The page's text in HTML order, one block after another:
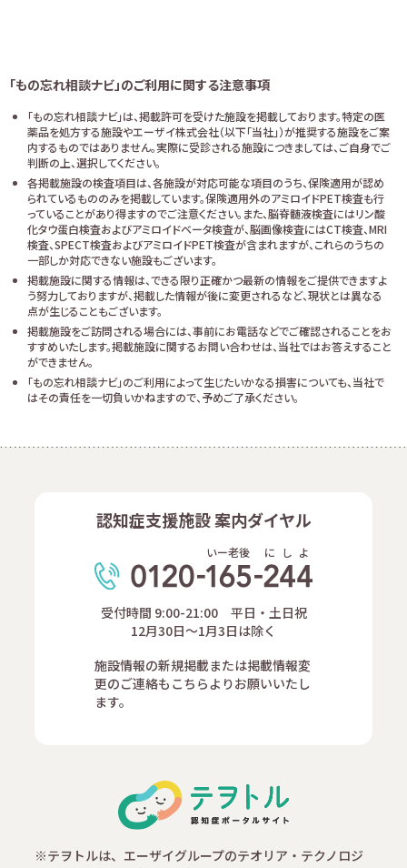
「もの忘れ相談ナビ」のご利用に関する注意事項
「もの忘れ相談ナビ」は、掲載許可を受けた施設を掲載しております。特定の医
薬品を処方する施設やエーザイ株式会社（以下「当社」）が推奨する施設をご案
内するものではありません。実際に受診される施設につきましては、ご自身でご
判断の上、選択してください。
各掲載施設の検査項目は、各施設が対応可能な項目のうち、保険適用が認め
られているもののみを掲載しています。保険適用外のアミロイドPET検査も行
っていることがあり得ますのでご注意ください。また、脳脊髄液検査にはリン酸
化タウ蛋白検査およびアミロイドベータ検査が、脳画像検査にはCT検査、MRI
検査、SPECT検査およびアミロイドPET検査が含まれますが、これらのうちの
一部しか対応できない施設もございます。
掲載施設に関する情報は、できる限り正確かつ最新の情報をご提供できますよ
う努力しておりますが、掲載した情報が後に変更されるなど、現状とは異なる
点が生じることもございます。
掲載施設をご訪問される場合には、事前にお電話などでご確認されることをお
すすめいたします。掲載施設に関するお問い合わせは、当社ではお答えすること
ができません。
「もの忘れ相談ナビ」のご利用によって生じたいかなる損害についても、当社で
はその責任を一切負いかねますので、予めご了承ください。
認知症支援施設 案内ダイヤル
いー老後 に し よ
受付時間 9:00-21:00 平日・土日祝
12月30日～1月3日は除く
施設情報の新規掲載または掲載情報変
更のご連絡もこちらよりお願いいたし
ます。
※テヲトルは、エーザイグループのテオリア・テクノロジ